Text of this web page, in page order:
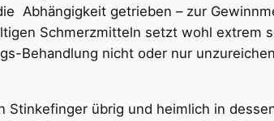
Abhängigkeit getrieben – zur
Schmerzmitteln setzt wohl extrem
Behandlung nicht oder nur
übrig und heimlich in